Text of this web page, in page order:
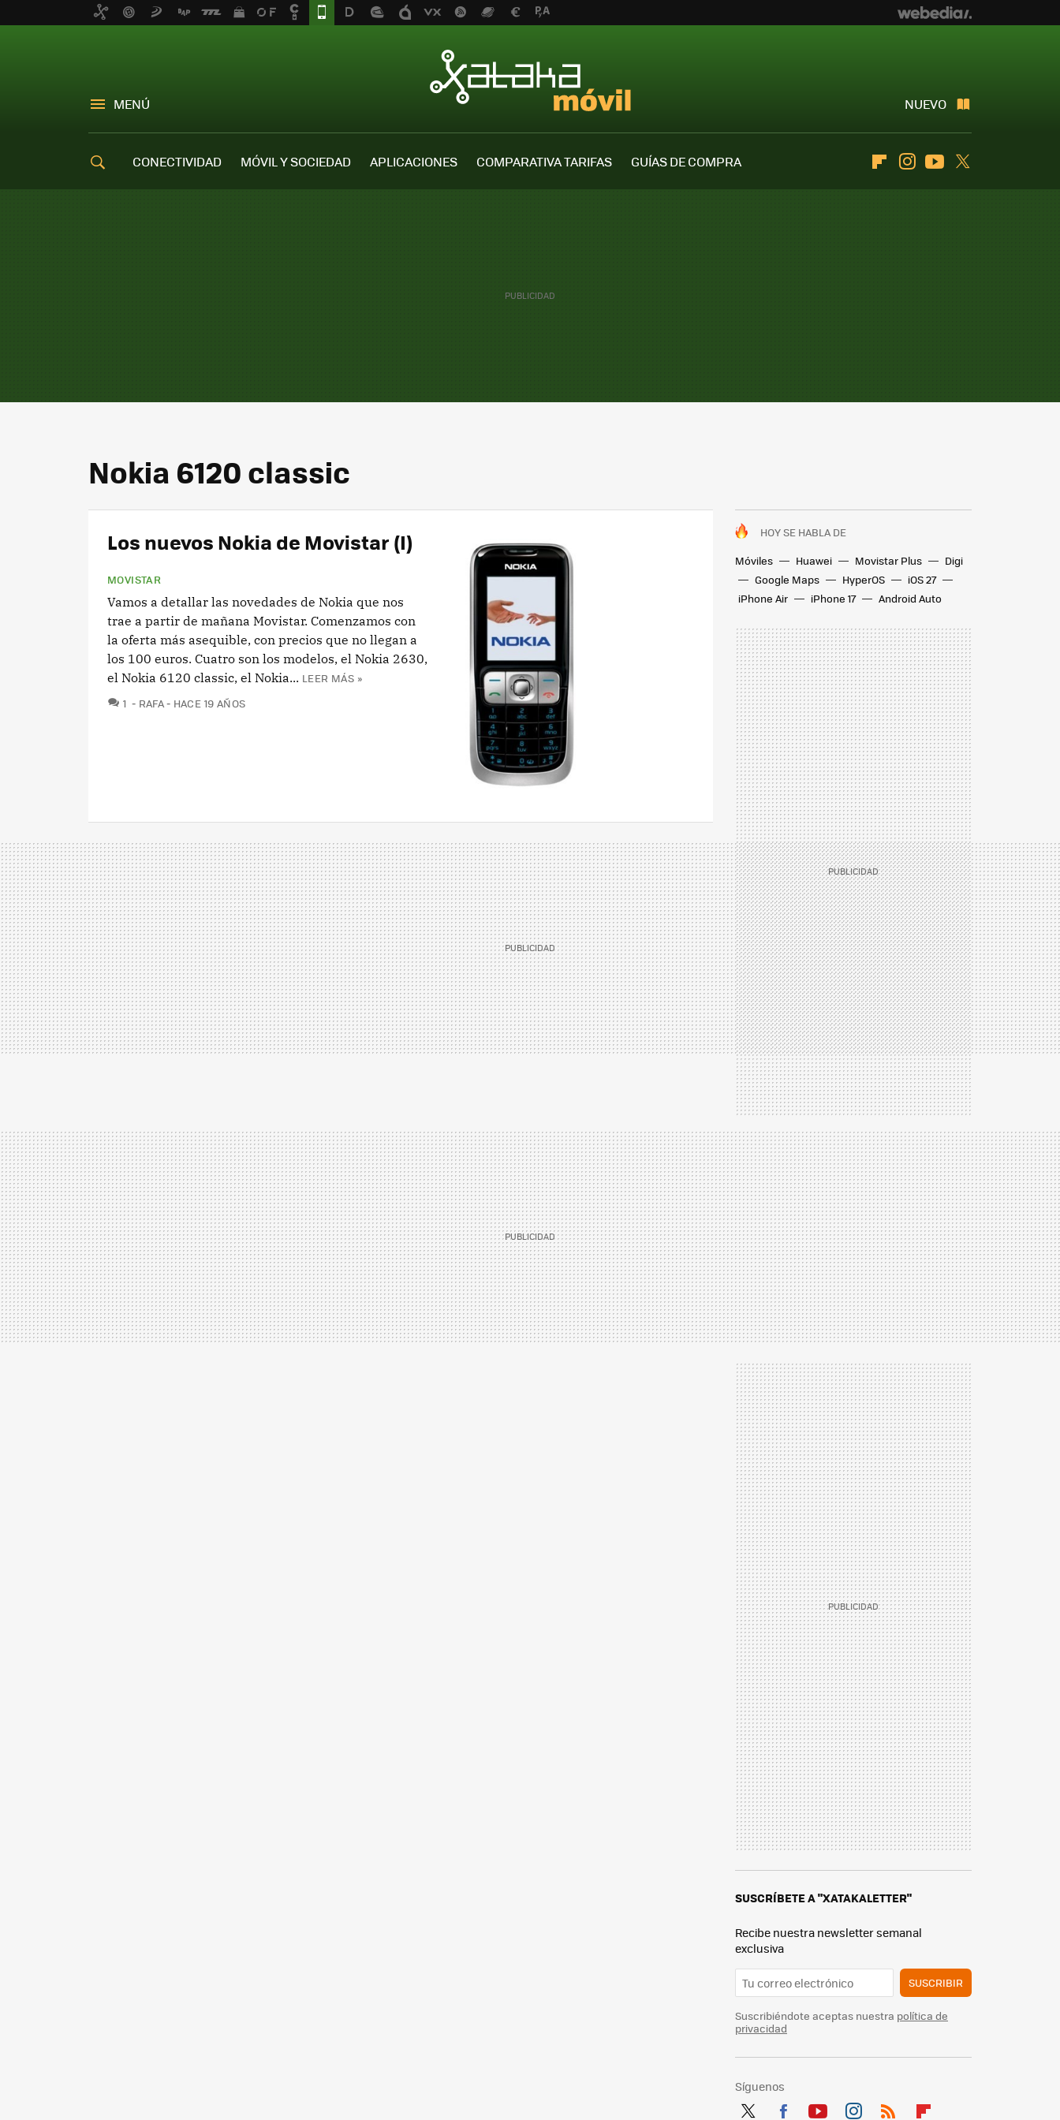
MENÚ NUEVO
CONECTIVIDAD MÓVIL Y SOCIEDAD APLICACIONES COMPARATIVA TARIFAS
GUÍAS DE COMPRA
FlipboardInstagramYoutube
Nokia 6120 classic
HOY SE HABLA DE
Móviles
Huawei Movistar Plus
Digi
Google Maps
HyperOS
iOS 27
iPhone Air
iPhone 17 Android Auto
Los nuevos Nokia de Movistar (I)
MOVISTAR
Vamos a detallar las novedades de Nokia que nos
trae a partir de mañana Movistar. Comenzamos con
la oferta más asequible, con precios que no llegan a
los 100 euros. Cuatro son los modelos, el Nokia 2630,
el Nokia 6120 classic, el Nokia... LEER MÁS »
1 COMENTARIOS
RAFA HACE 19 AÑOS
SUSCRÍBETE A "XATAKALETTER"
Recibe nuestra newsletter semanal
exclusiva
SUSCRIBIR
Suscribiéndote aceptas nuestra política de
privacidad
Síguenos